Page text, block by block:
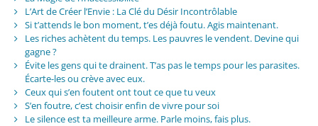
L’Art de Créer l’Envie : La Clé du Désir Incontrôlable
Si t’attends le bon moment, t’es déjà foutu. Agis maintenant.
Les riches achètent du temps. Les pauvres le vendent. Devine qui
gagne ?
Évite les gens qui te drainent. T’as pas le temps pour les parasites.
Écarte-les ou crève avec eux.
Ceux qui s’en foutent ont tout ce que tu veux
S’en foutre, c’est choisir enfin de vivre pour soi
Le silence est ta meilleure arme. Parle moins, fais plus.